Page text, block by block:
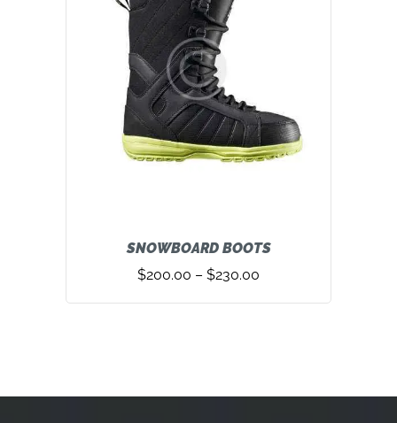
SNOWBOARD BOOTS
$200.00 – $230.00